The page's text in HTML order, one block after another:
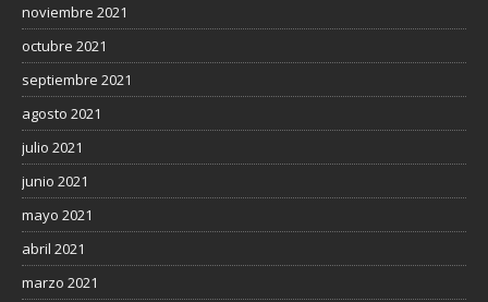
noviembre 2021
octubre 2021
septiembre 2021
agosto 2021
julio 2021
junio 2021
mayo 2021
abril 2021
marzo 2021